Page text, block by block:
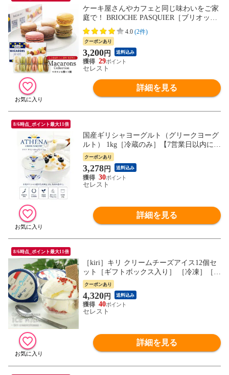
ケーキ屋さんやカフェと同じ味わいをご家
庭で！ BRIOCHE PASQUIER［ブリオッシ
ュ パスキエ］パスキエ マカロンコレクシ
ョン（6種各2個）［冷凍］ 【7営業日以内
に出荷】【送料無料】
4.0 (2件)
クーポンあり
3,200円 送料込み
29
セレスト
詳細を見る
8/6時点_ポイント最大11倍
国産ギリシャヨーグルト（グリークヨーグ
ルト） 1kg［冷蔵のみ］【7営業日以内に出
荷】【送料無料】[D]
クーポンあり
3,278円 送料込み
30
セレスト
詳細を見る
8/6時点_ポイント最大11倍
［kiri］キリ クリームチーズアイス12個セ
ット［ギフトボックス入り］ ［冷凍］［同
梱不可］【7日以内に発送】 退職祝 退職祝
い 退職 お礼 御礼 プレゼント 女性 男性 ギ
フト 食べ物 60代 卒業祝い 異動
クーポンあり
4,320円 送料込み
40
セレスト
詳細を見る